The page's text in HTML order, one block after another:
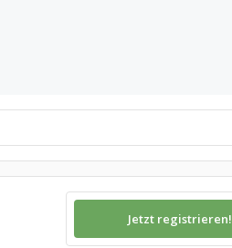
Jetzt registrieren!